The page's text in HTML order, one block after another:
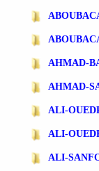
AHMAD-
AHMAD-
ALI-
ALI-
ALI-